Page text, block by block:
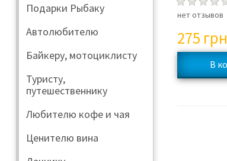
Подарки Рыбаку
Автолюбителю
Байкеру, мотоциклисту
Туристу,
путешественнику
Любителю кофе и чая
Ценителю вина
нет отзывов
275 грн